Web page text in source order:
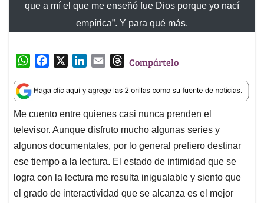
que a mí el que me enseñó fue Dios porque yo nací
empírica”. Y para qué más.
W
a
t
s
A
p
p
c
e
b
o
o
k
n
k
e
d
I
n
a
i
l
T
r
e
a
d
s
Compártelo
Me cuento entre quienes casi nunca prenden el
televisor. Aunque disfruto mucho algunas series y
algunos documentales, por lo general prefiero destinar
ese tiempo a la lectura. El estado de intimidad que se
logra con la lectura me resulta inigualable y siento que
el grado de interactividad que se alcanza es el mejor